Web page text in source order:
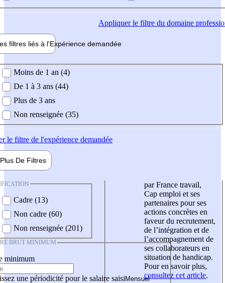
Appliquerle filtre du domaine
filtres liés à l'Expérience demandée
demandée
Moins de 1 an (4)
De 1 à 3 ans (44)
Plus de 3 ans
Non renseignée (35)
le filtre de l'expérience demandée
Plus De Filtres
Cadre (13)
Non cadre (60)
Non renseignée (201)
BRUT MINIMUM
minimum
une périodicité pour le salaire saisi
par France travail,
Cap emploi et ses
partenaires pour ses
actions concrètes en
faveur du recrutement,
de l’intégration et de
l’accompagnement de
ses collaborateurs en
situation de handicap.
Pour en savoir plus,
consultez cet article.